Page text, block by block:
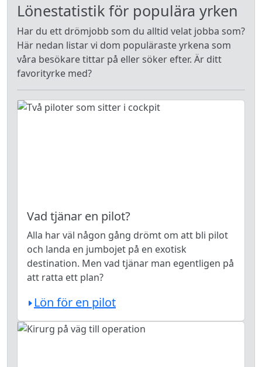
Lönestatistik för populära yrken
Har du ett drömjobb som du alltid velat jobba som?
Här nedan listar vi dom populäraste yrkena som
våra besökare tittar på eller söker efter. Är ditt
favorityrke med?
Vad tjänar en pilot?
Alla har väl någon gång drömt om att bli pilot
och landa en jumbojet på en exotisk
destination. Men vad tjänar man egentligen på
att ratta ett plan?
Lön för en pilot